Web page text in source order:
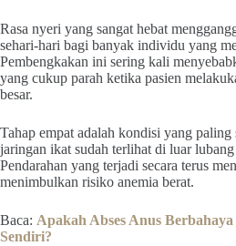
Rasa nyeri yang sangat hebat
sehari-hari bagi banyak individu yang
Pembengkakan ini sering kali
yang cukup parah ketika pasien
besar.
Tahap empat adalah kondisi yang paling
jaringan ikat sudah terlihat di luar lubang
Pendarahan yang terjadi secara terus
menimbulkan risiko anemia berat.
Baca: Apakah Abses Anus
Sendiri?